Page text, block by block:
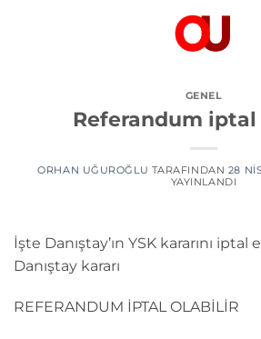
GENEL
Referandum
ORHAN UĞUROĞLU TARAFINDAN 28
YAYINLANDI
İşte Danıştay’ın YSK kararını
Danıştay kararı
REFERANDUM İPTAL OLABİLİR